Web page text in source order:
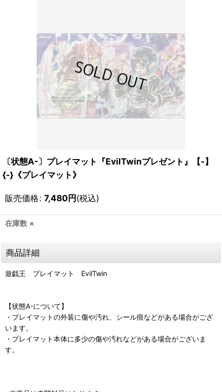
〔状態A-〕プレイマット『EvilTwinプレゼント』【-】
{-}《プレイマット》
販売価格: 7,480円(税込)
在庫数 ×
商品詳細
遊戯王 プレイマット EvilTwin
【状態A-について】
・プレイマットの外装に傷や汚れ、シール痕などがある場合がござ
います。
・プレイマット本体に多少の傷や汚れなどがある場合がございま
す。